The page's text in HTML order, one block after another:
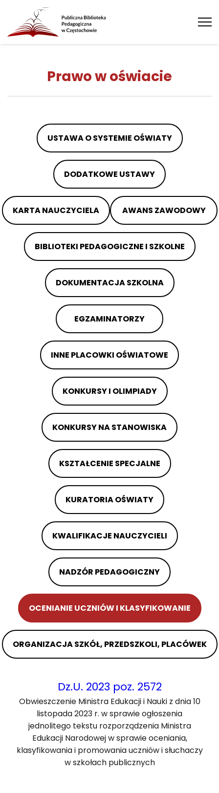
Prawo w oświacie
USTAWA O SYSTEMIE OŚWIATY
DODATKOWE USTAWY
KARTA NAUCZYCIELA AWANS ZAWODOWY
BIBLIOTEKI PEDAGOGICZNE I SZKOLNE
DOKUMENTACJA SZKOLNA
EGZAMINATORZY
INNE PLACOWKI OŚWIATOWE
KONKURSY I OLIMPIADY
KONKURSY NA STANOWISKA
KSZTAŁCENIE SPECJALNE
KURATORIA OŚWIATY
KWALIFIKACJE NAUCZYCIELI
NADZÓR PEDAGOGICZNY
OCENIANIE UCZNIÓW I KLASYFIKOWANIE
ORGANIZACJA SZKÓŁ, PRZEDSZKOLI, PLACÓWEK
Dz.U. 2023 poz. 2572
Obwieszczenie Ministra Edukacji i Nauki z dnia 10
listopada 2023 r. w sprawie ogłoszenia
jednolitego tekstu rozporządzenia Ministra
Edukacji Narodowej w sprawie oceniania,
klasyfikowania i promowania uczniów i słuchaczy
w szkołach publicznych